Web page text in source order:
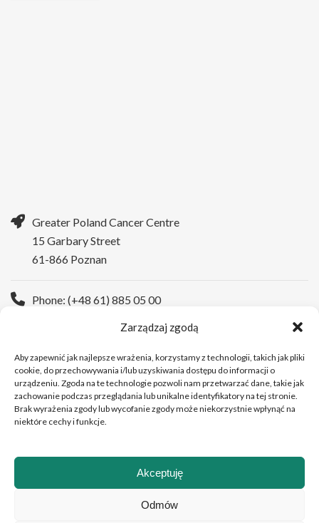
Zarządzaj zgodą
Aby zapewnić jak najlepsze wrażenia, korzystamy z technologii, takich jak pliki
cookie, do przechowywania i/lub uzyskiwania dostępu do informacji o
urządzeniu. Zgoda na te technologie pozwoli nam przetwarzać dane, takie jak
zachowanie podczas przeglądania lub unikalne identyfikatory na tej stronie.
Brak wyrażenia zgody lub wycofanie zgody może niekorzystnie wpłynąć na
niektóre cechy i funkcje.
Akceptuję
Odmów
Greater Poland Cancer Centre
15 Garbary Street
61-866 Poznan
Phone: (+48 61) 885 05 00
Copyright © 2026Greater Poland Cancer Centre